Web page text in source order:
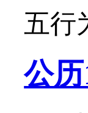
五行
公历